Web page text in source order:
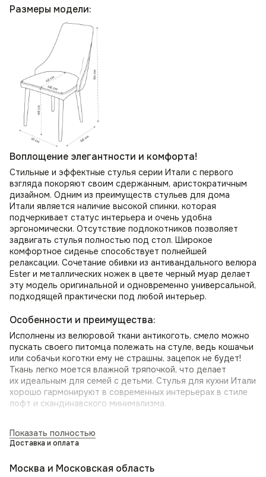
Размеры модели:
Воплощение элегантности и комфорта!
Стильные и эффектные стулья серии Итали с первого
взгляда покоряют своим сдержанным, аристократичным
дизайном. Одним из преимуществ стульев для дома
Итали является наличие высокой спинки, которая
подчеркивает статус интерьера и очень удобна
эргономически. Отсутствие подлокотников позволяет
задвигать стулья полностью под стол. Широкое
комфортное сиденье способствует полнейшей
релаксации. Сочетание обивки из антивандального велюра
Ester и металлических ножек в цвете черный муар делает
эту модель оригинальной и одновременно универсальной,
подходящей практически под любой интерьер.
Особенности и преимущества:
Исполнены из велюровой ткани антикоготь, смело можно
пускать своего питомца полежать на стуле, ведь кошачьи
или собачьи коготки ему не страшны, зацепок не будет!
Ткань легко моется влажной тряпочкой, что делает
их идеальным для семей с детьми. Стулья для кухни Итали
хорошо гармонируют в современных интерьерах в стиле
лофт и скандинавского минимализма.
различные оттенки под любой вкус. Сиденье и спинка
стула наполнены поролоном, обеспечивающим комфорт
для перестановки в разные места вашего дома.
Показать полностью
Доставка и оплата
Москва и Московская область